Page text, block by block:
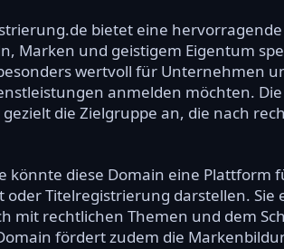
bietet eine
Marken und geistigem Eigentum
wertvoll für Unternehmen
anmelden möchten.
die Zielgruppe an, die nach
könnte diese Domain eine
Titelregistrierung darstellen. Sie
mit rechtlichen Themen und dem
fördert zudem die